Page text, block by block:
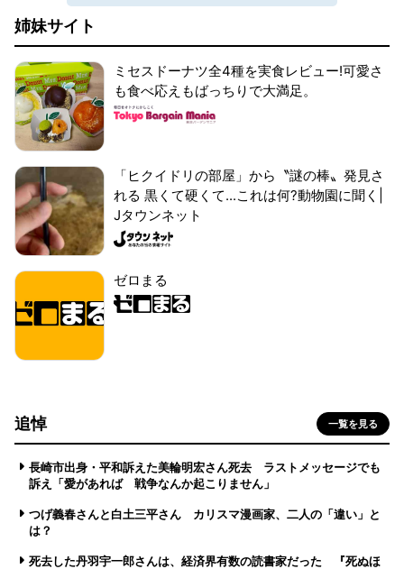
姉妹サイト
ミセスドーナツ全4種を実食レビュー!可愛さ
も食べ応えもばっちりで大満足。
「ヒクイドリの部屋」から〝謎の棒〟発見さ
れる 黒くて硬くて...これは何?動物園に聞く|
Jタウンネット
ゼロまる
追悼 一覧を見る
長崎市出身・平和訴えた美輪明宏さん死去 ラストメッセージでも
訴え「愛があれば 戦争なんか起こりません」
つげ義春さんと白土三平さん カリスマ漫画家、二人の「違い」と
は？
死去した丹羽宇一郎さんは、経済界有数の読書家だった 『死ぬほ